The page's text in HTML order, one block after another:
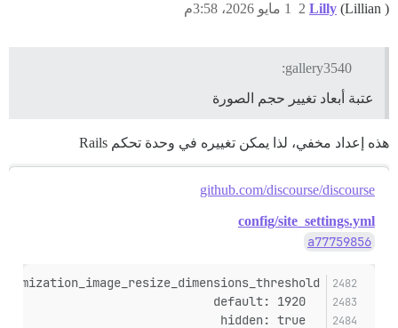
Lilly (Lillian ) 1 مايو 2026، 3:58م 2
gallery3540:
عتبة أبعاد تغيير حجم الصورة
هذه إعداد مخفي، لذا يمكن تغييره في وحدة تحكم Rails
github.com/discourse/discourse
config/site_settings.yml
a77759856